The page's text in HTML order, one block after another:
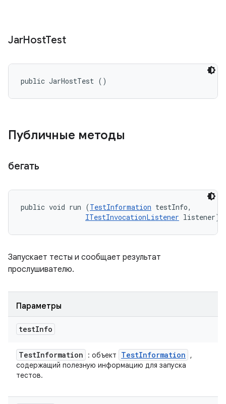
JarHostTest
public JarHostTest ()
Публичные методы
бегать
public void run (TestInformation testInfo,
ITestInvocationListener listener)
Запускает тесты и сообщает результат
прослушивателю.
Параметры
testInfo
TestInformation : объект TestInformation
,
содержащий полезную информацию для запуска
тестов.